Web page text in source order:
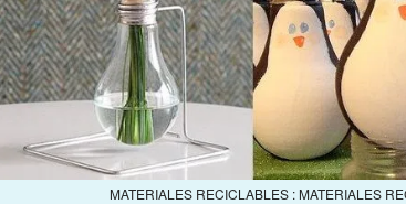
MATERIALES RECICLABLES : MATERIALES